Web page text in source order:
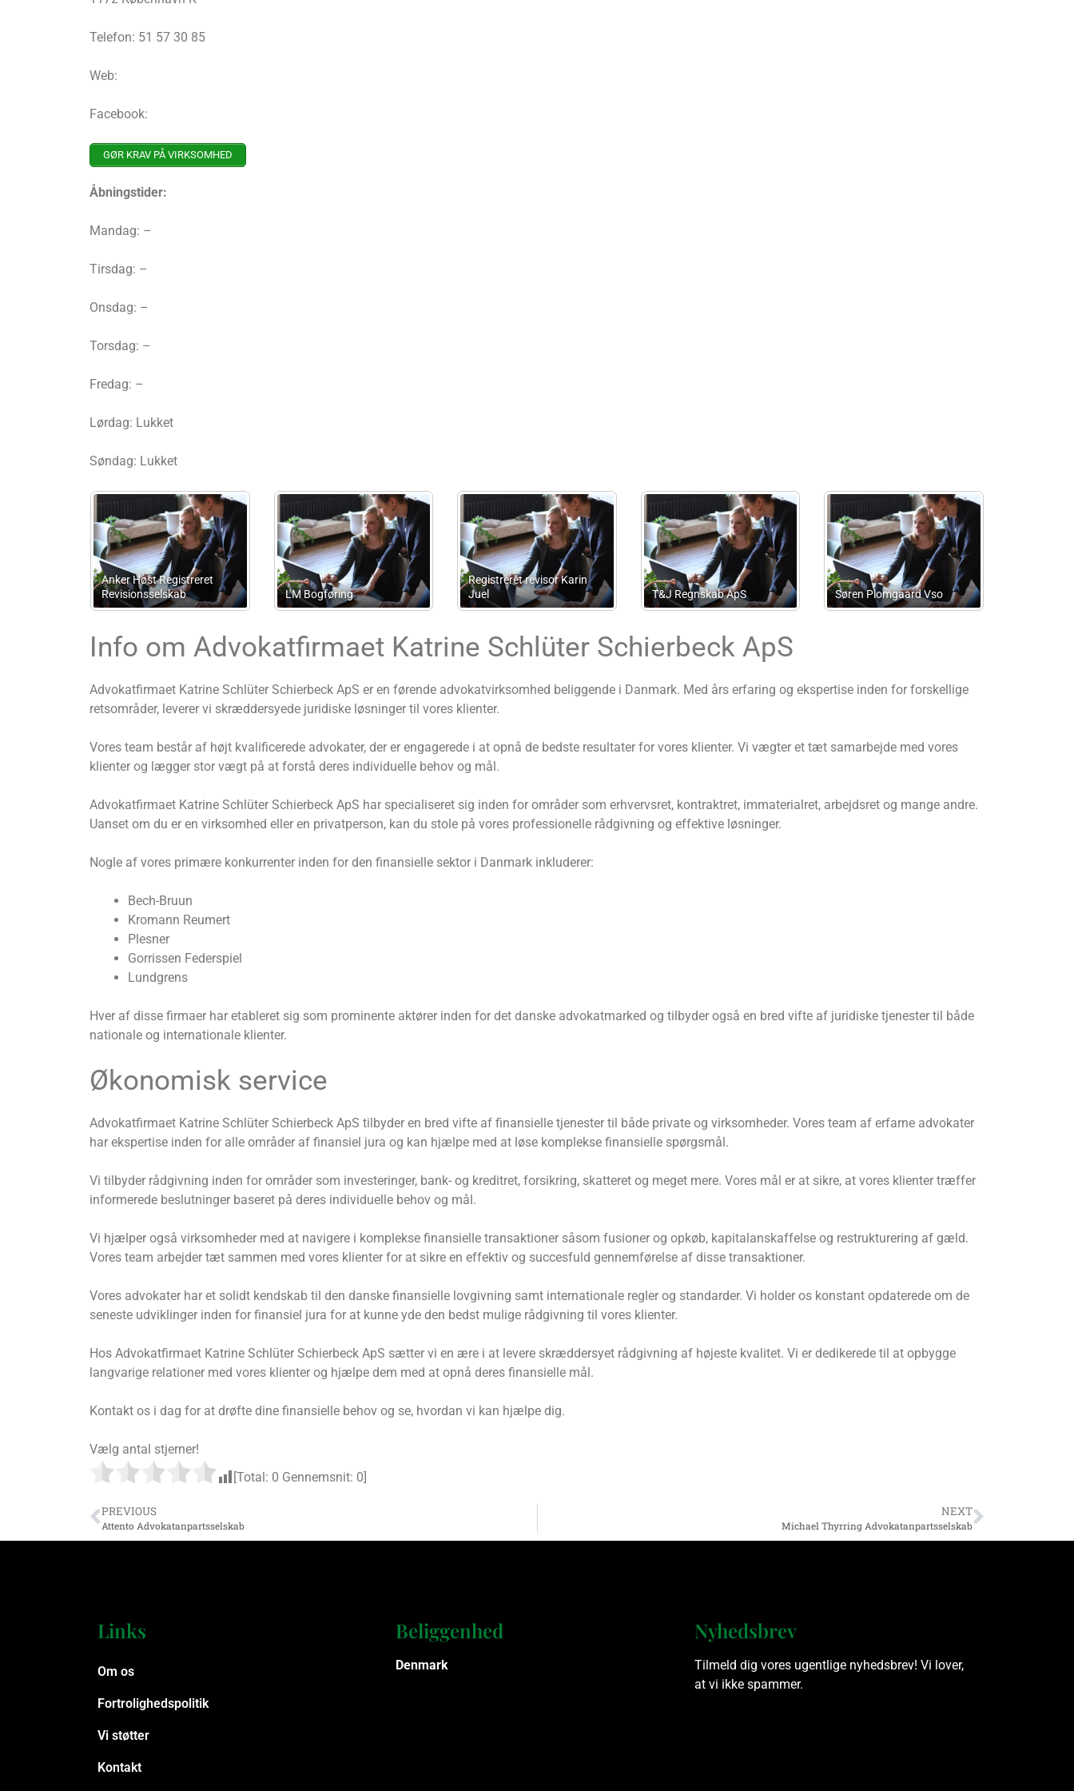
Telefon: 51 57 30 85
Web:
Facebook:
GØR KRAV PÅ VIRKSOMHED
Åbningstider:
Mandag: –
Tirsdag: –
Onsdag: –
Torsdag: –
Fredag: –
Lørdag: Lukket
Søndag: Lukket
T&J Regnskab ApS Søren Plomgaard Vso BORCH Advokater
Hansen Taxlegal
Advokatpartnerselskab
Regnskabskonsulent v/Erik
Jessen
Hans Fjelsted
Info om Advokatfirmaet Katrine Schlüter Schierbeck ApS
Advokatfirmaet Katrine Schlüter Schierbeck ApS er en førende advokatvirksomhed beliggende i Danmark. Med års erfaring og ekspertise inden for forskellige
retsområder, leverer vi skræddersyede juridiske løsninger til vores klienter.
Vores team består af højt kvalificerede advokater, der er engagerede i at opnå de bedste resultater for vores klienter. Vi vægter et tæt samarbejde med vores
klienter og lægger stor vægt på at forstå deres individuelle behov og mål.
Advokatfirmaet Katrine Schlüter Schierbeck ApS har specialiseret sig inden for områder som erhvervsret, kontraktret, immaterialret, arbejdsret og mange andre.
Uanset om du er en virksomhed eller en privatperson, kan du stole på vores professionelle rådgivning og effektive løsninger.
Nogle af vores primære konkurrenter inden for den finansielle sektor i Danmark inkluderer:
Bech-Bruun
Kromann Reumert
Plesner
Gorrissen Federspiel
Lundgrens
Hver af disse firmaer har etableret sig som prominente aktører inden for det danske advokatmarked og tilbyder også en bred vifte af juridiske tjenester til både
nationale og internationale klienter.
Økonomisk service
Advokatfirmaet Katrine Schlüter Schierbeck ApS tilbyder en bred vifte af finansielle tjenester til både private og virksomheder. Vores team af erfarne advokater
har ekspertise inden for alle områder af finansiel jura og kan hjælpe med at løse komplekse finansielle spørgsmål.
Vi tilbyder rådgivning inden for områder som investeringer, bank- og kreditret, forsikring, skatteret og meget mere. Vores mål er at sikre, at vores klienter træffer
informerede beslutninger baseret på deres individuelle behov og mål.
Vi hjælper også virksomheder med at navigere i komplekse finansielle transaktioner såsom fusioner og opkøb, kapitalanskaffelse og restrukturering af gæld.
Vores team arbejder tæt sammen med vores klienter for at sikre en effektiv og succesfuld gennemførelse af disse transaktioner.
Vores advokater har et solidt kendskab til den danske finansielle lovgivning samt internationale regler og standarder. Vi holder os konstant opdaterede om de
seneste udviklinger inden for finansiel jura for at kunne yde den bedst mulige rådgivning til vores klienter.
Hos Advokatfirmaet Katrine Schlüter Schierbeck ApS sætter vi en ære i at levere skræddersyet rådgivning af højeste kvalitet. Vi er dedikerede til at opbygge
langvarige relationer med vores klienter og hjælpe dem med at opnå deres finansielle mål.
Kontakt os i dag for at drøfte dine finansielle behov og se, hvordan vi kan hjælpe dig.
Vælg antal stjerner!
[Total: 0 Gennemsnit: 0]
PREVIOUS
Attento Advokatanpartsselskab
NEXT
Michael Thyrring Advokatanpartsselskab
Links
Om os
Fortrolighedspolitik
Vi støtter
Kontakt
Beliggenhed
Denmark
Nyhedsbrev
Tilmeld dig vores ugentlige nyhedsbrev! Vi lover,
at vi ikke spammer.